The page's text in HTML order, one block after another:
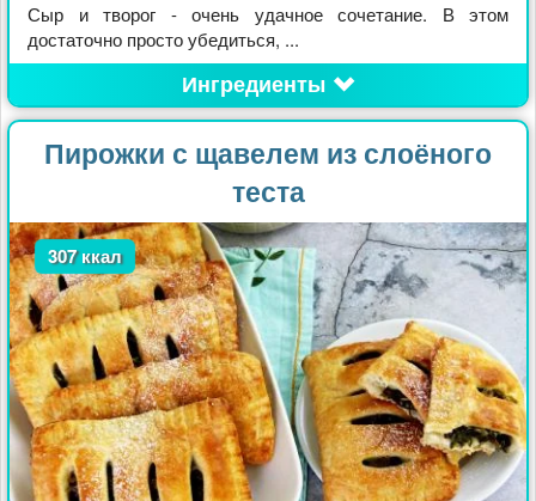
Сыр и творог - очень удачное сочетание. В этом
достаточно просто убедиться, ...
Ингредиенты
Пирожки с щавелем из слоёного
теста
307 ккал